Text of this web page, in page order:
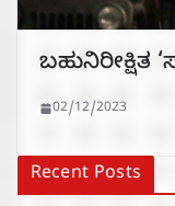
ಬಹುನಿರೀಕ್ಷಿತ
02/12/2023
Recent Posts